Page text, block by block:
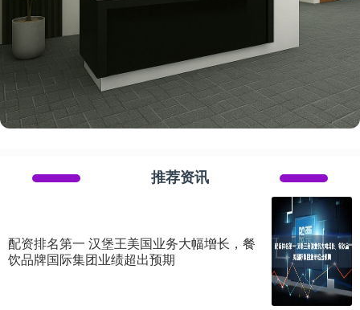
推荐资讯
配资排名第一 汉堡王美国业务大幅增长，餐
饮品牌国际集团业绩超出预期